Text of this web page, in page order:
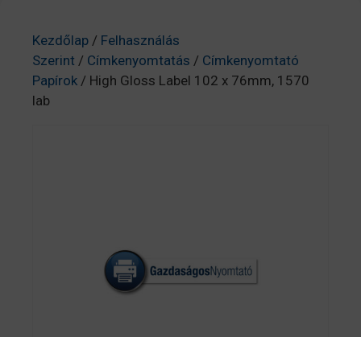
Kezdőlap / Felhasználás
Szerint / Címkenyomtatás / Címkenyomtató
Papírok / High Gloss Label 102 x 76mm, 1570
lab